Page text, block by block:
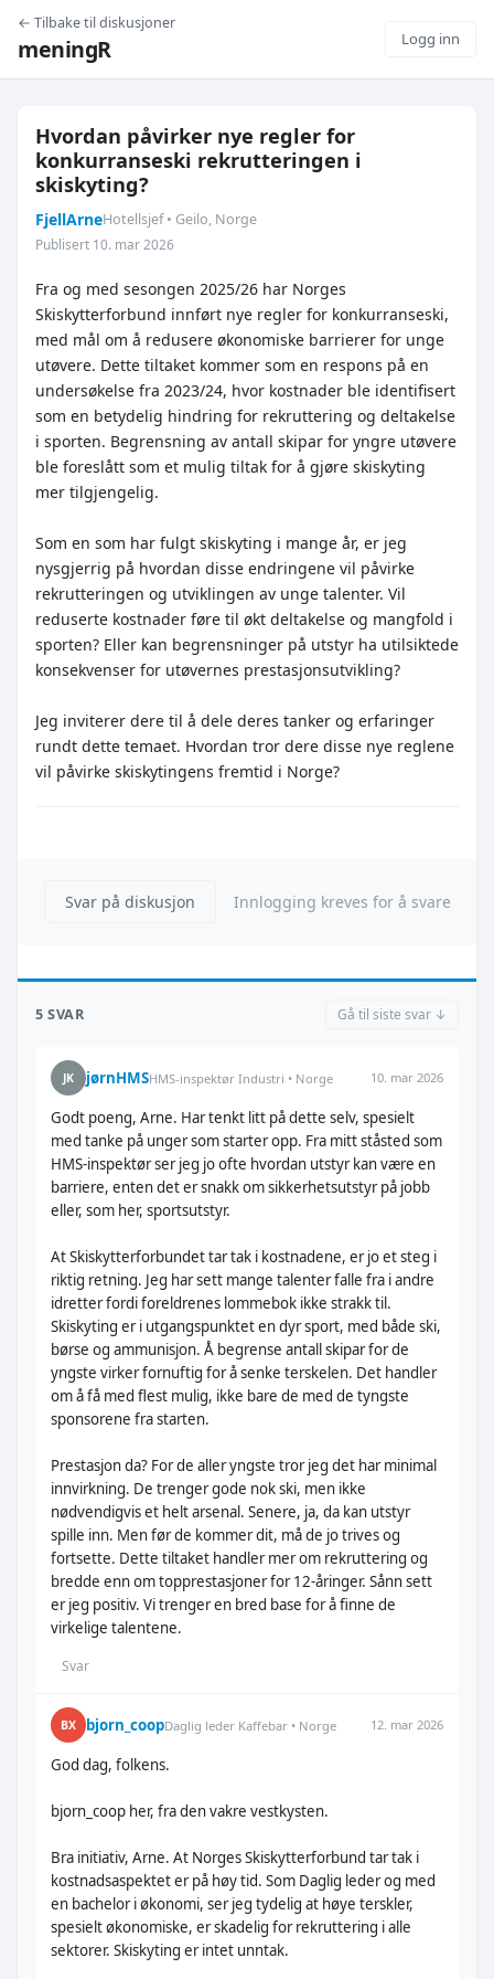
← Tilbake til diskusjoner
meningR Logg inn
Hvordan påvirker nye regler for
konkurranseski rekrutteringen i
skiskyting?
FjellArneHotellsjef • Geilo, Norge
Publisert 10. mar 2026
Fra og med sesongen 2025/26 har Norges
Skiskytterforbund innført nye regler for konkurranseski,
med mål om å redusere økonomiske barrierer for unge
utøvere. Dette tiltaket kommer som en respons på en
undersøkelse fra 2023/24, hvor kostnader ble identifisert
som en betydelig hindring for rekruttering og deltakelse
i sporten. Begrensning av antall skipar for yngre utøvere
ble foreslått som et mulig tiltak for å gjøre skiskyting
mer tilgjengelig.
Som en som har fulgt skiskyting i mange år, er jeg
nysgjerrig på hvordan disse endringene vil påvirke
rekrutteringen og utviklingen av unge talenter. Vil
reduserte kostnader føre til økt deltakelse og mangfold i
sporten? Eller kan begrensninger på utstyr ha utilsiktede
konsekvenser for utøvernes prestasjonsutvikling?
Jeg inviterer dere til å dele deres tanker og erfaringer
rundt dette temaet. Hvordan tror dere disse nye reglene
vil påvirke skiskytingens fremtid i Norge?
Svar på diskusjon Innlogging kreves for å svare
5 SVAR Gå til siste svar ↓
JK jørnHMSHMS-inspektør Industri • Norge 10. mar 2026
Godt poeng, Arne. Har tenkt litt på dette selv, spesielt
med tanke på unger som starter opp. Fra mitt ståsted som
HMS-inspektør ser jeg jo ofte hvordan utstyr kan være en
barriere, enten det er snakk om sikkerhetsutstyr på jobb
eller, som her, sportsutstyr.
At Skiskytterforbundet tar tak i kostnadene, er jo et steg i
riktig retning. Jeg har sett mange talenter falle fra i andre
idretter fordi foreldrenes lommebok ikke strakk til.
Skiskyting er i utgangspunktet en dyr sport, med både ski,
børse og ammunisjon. Å begrense antall skipar for de
yngste virker fornuftig for å senke terskelen. Det handler
om å få med flest mulig, ikke bare de med de tyngste
sponsorene fra starten.
Prestasjon da? For de aller yngste tror jeg det har minimal
innvirkning. De trenger gode nok ski, men ikke
nødvendigvis et helt arsenal. Senere, ja, da kan utstyr
spille inn. Men før de kommer dit, må de jo trives og
fortsette. Dette tiltaket handler mer om rekruttering og
bredde enn om topprestasjoner for 12-åringer. Sånn sett
er jeg positiv. Vi trenger en bred base for å finne de
virkelige talentene.
Svar
BX bjorn_coopDaglig leder Kaffebar • Norge 12. mar 2026
God dag, folkens.
bjorn_coop her, fra den vakre vestkysten.
Bra initiativ, Arne. At Norges Skiskytterforbund tar tak i
kostnadsaspektet er på høy tid. Som Daglig leder og med
en bachelor i økonomi, ser jeg tydelig at høye terskler,
spesielt økonomiske, er skadelig for rekruttering i alle
sektorer. Skiskyting er intet unntak.